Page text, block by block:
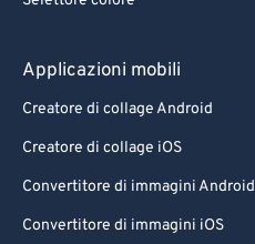
Applicazioni mobili
Creatore di collage Android
Creatore di collage iOS
Convertitore di immagini Android
Convertitore di immagini iOS